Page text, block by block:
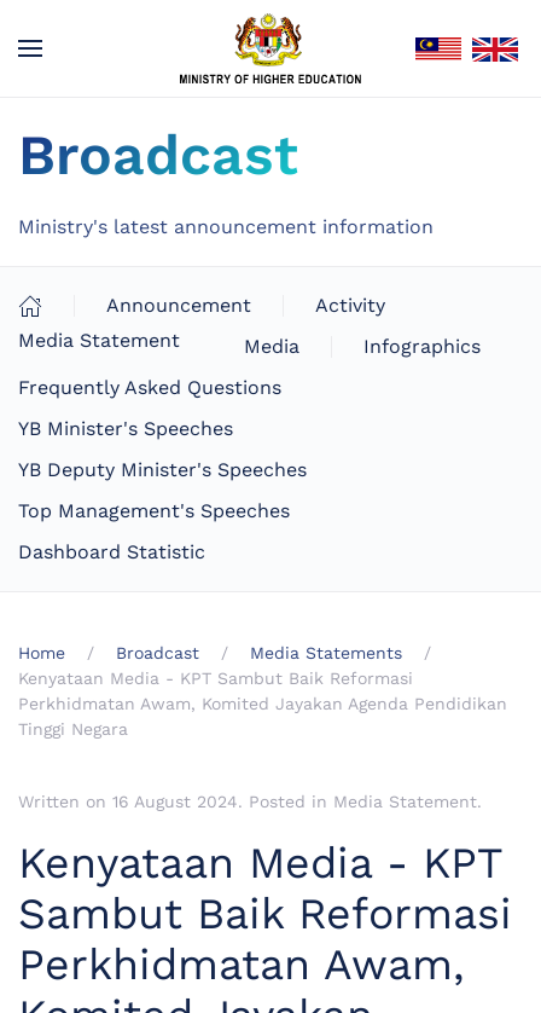
Broadcast
Ministry's latest announcement information
Announcement
Activity
Media Statement
Media
Infographics
Frequently Asked Questions
YB Minister's Speeches
YB Deputy Minister's Speeches
Top Management's Speeches
Dashboard Statistic
Home Broadcast
Media Statements
Kenyataan Media - KPT Sambut Baik Reformasi
Perkhidmatan Awam, Komited Jayakan Agenda Pendidikan
Tinggi Negara
Written on 16 August 2024. Posted in Media Statement.
Kenyataan Media - KPT
Sambut Baik Reformasi
Perkhidmatan Awam,